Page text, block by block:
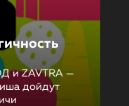
и ZAVTRA —
дойдут